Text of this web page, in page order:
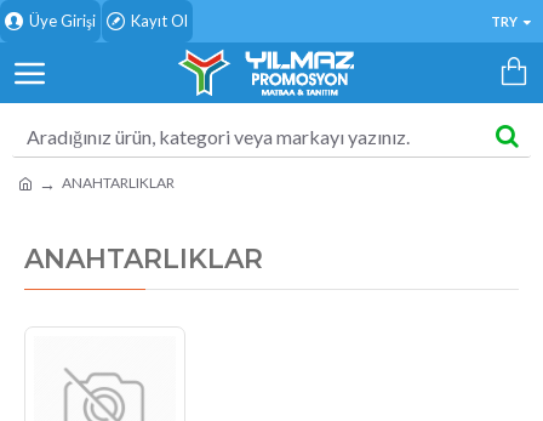
Üye Girişi Kayıt Ol TRY
ANAHTARLIKLAR
ANAHTARLIKLAR